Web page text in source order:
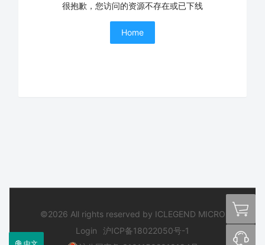
很抱歉，您访问的资源不存在或已下线
Home
©2026 All rights reserved by ICLEGEND MICRO
Login
沪ICP备18022050号-1